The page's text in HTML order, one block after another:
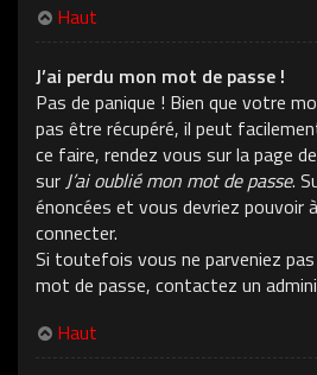
Haut
J’ai perdu mon mot de passe !
Pas de panique ! Bien que votre
pas être récupéré, il peut
ce faire, rendez vous sur la page
sur J’ai oublié mon mot de passe.
énoncées et vous devriez pouvoir
connecter.
Si toutefois vous ne parveniez
mot de passe, contactez un
Haut